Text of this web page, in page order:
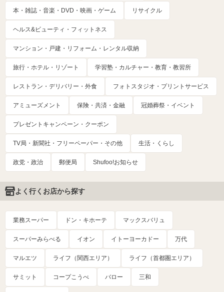
本・雑誌・音楽・DVD・映画・ゲーム リサイクル
ヘルス&ビューティ・フィットネス
マンション・戸建・リフォーム・レンタル収納
旅行・ホテル・リゾート 学習塾・カルチャー・教育・教習所
レストラン・デリバリー・外食 フォトスタジオ・プリントサービス
アミューズメント 保険・共済・金融 冠婚葬祭・イベント
プレゼントキャンペーン・クーポン
TV局・新聞社・フリーペーパー・その他 生活・くらし
政党・政治 郵便局 Shufoo!お知らせ
よく行くお店から探す
業務スーパー ドン・キホーテ マックスバリュ
スーパーみらべる イオン イトーヨーカドー 万代
マルエツ ライフ（関西エリア） ライフ（首都圏エリア）
サミット コープこうべ バロー 三和